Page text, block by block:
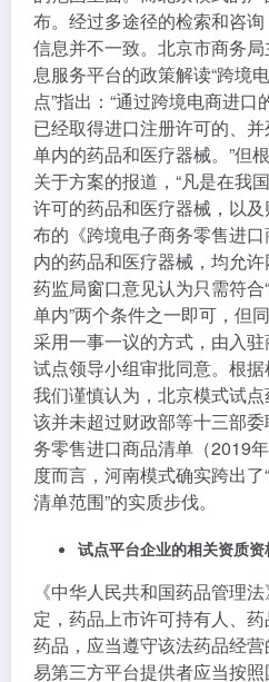
布。经过多途径的检索和咨
信息并不一致。北京市商务局
息服务平台的政策解读“跨境
点”指出：“通过跨境电商进
已经取得进口注册许可的、
单内的药品和医疗器械。”但
关于方案的报道，“凡是在我
许可的药品和医疗器械，以
布的《跨境电子商务零售进口
内的药品和医疗器械，均允
药监局窗口意见认为只需符合
单内”两个条件之一即可，但
采用一事一议的方式，由入
试点领导小组审批同意。根
我们谨慎认为，北京模式试
该并未超过财政部等十三部
务零售进口商品清单（2019
度而言，河南模式确实跨出
清单范围”的实质步伐。
试点平台企业的相关资质资
《中华人民共和国药品管理
定，药品上市许可持有人、
药品，应当遵守该法药品经
易第三方平台提供者应当按